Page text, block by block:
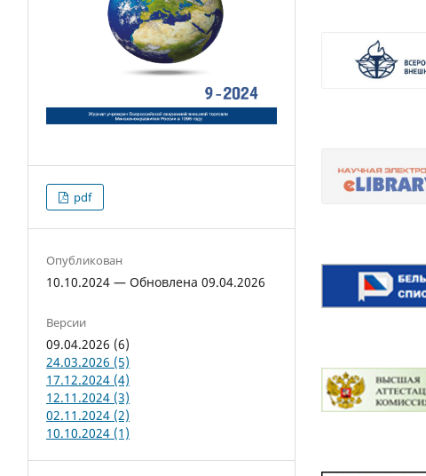
pdf
Опубликован
10.10.2024 — Обновлена 09.04.2026
Версии
09.04.2026 (6)
24.03.2026 (5)
17.12.2024 (4)
12.11.2024 (3)
02.11.2024 (2)
10.10.2024 (1)